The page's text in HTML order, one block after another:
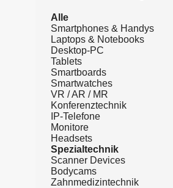
Alle
Smartphones & Handys
Laptops & Notebooks
Desktop-PC
Tablets
Smartboards
Smartwatches
VR / AR / MR
Konferenztechnik
IP-Telefone
Monitore
Headsets
Spezialtechnik
Scanner Devices
Bodycams
Zahnmedizintechnik